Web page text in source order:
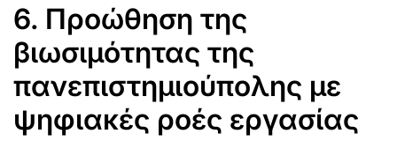
6. Προώθηση της
βιωσιμότητας της
πανεπιστημιούπολης με
ψηφιακές ροές εργασίας